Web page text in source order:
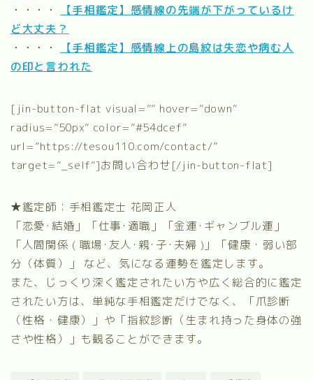
・・・・
【手相鑑定】 感情線の先端が下がっているけ
ど大丈夫？
・・・・
【手相鑑定】 感情線上の島紋は失恋や病む人
の印と言われた
[jin-button-flat visual=”” hover=”down”
radius=”50px” color=”#54dcef”
url=”https://tesou110.com/contact/”
target=”_self”]お問い合わせ[/jin-button-flat]
★鑑定師：手相鑑定士 花岡正人
「恋愛･結婚」「仕事･適職」「金運･ギャンブル運」
「人間関係 ( 職場･友人･親･子･夫婦 )」「健康・弱い部
分（体質）」 など、気になる運勢を鑑定します。
また、じっくり深く鑑定されたい方や広く総合的に鑑定
されたい方は、単純な手相鑑定だけでなく、
「爪診断
（性格・健康）」 や 「指紋診断（生まれ持った身体の強
さや性格）」 も観ることができます。